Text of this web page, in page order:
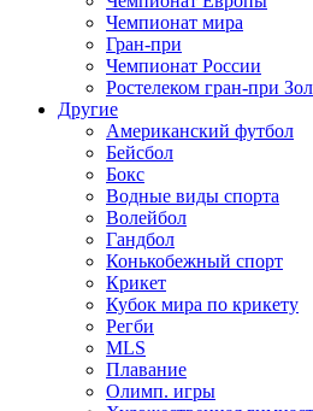
Чемпионат мира
Гран-при
Чемпионат России
Ростелеком гран-при
Другие
Американский футбол
Бейсбол
Бокс
Водные виды спорта
Волейбол
Гандбол
Конькобежный спорт
Крикет
Кубок мира по крикету
Регби
MLS
Плавание
Олимп. игры